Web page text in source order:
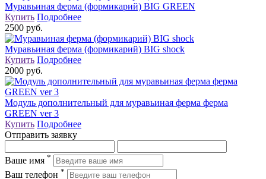
Муравьиная ферма (формикарий) BIG GREEN
Купить Подробнее
2500 руб.
Муравьиная ферма (формикарий) BIG shock
Купить Подробнее
2000 руб.
Модуль дополнительный для муравьиная ферма ферма
GREEN ver 3
Купить Подробнее
Отправить заявку
Ваше имя *
Ваш телефон *